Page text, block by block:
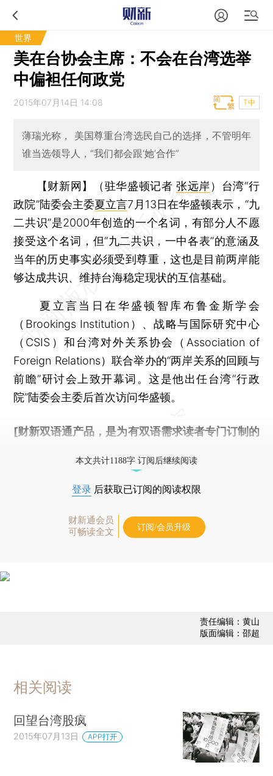
世界
美在台协会主席：不会在台湾选举
中偏袒任何政党
2015年07月14日 14:08 T中
薄瑞光称， 美国尊重台湾选民自己的选择，不管明年
谁当选领导人，“我们都会跟‘她’合作”
【财新网】（驻华盛顿记者张远岸 ） 台湾“行
政院”陆委会主委夏立言7月13日在华盛顿表示，“九
二共识”是2000年创造的一个名词，有部分人不愿
接受这个名词，但“九二共识，一中各表”的意涵及
当年的历史事实必须受到尊重，这也是目前两岸能
够达成共识、维持台海稳定现状的互信基础。
夏立言当日在华盛顿智库布鲁金斯学会
（Brookings Institution）、战略与国际研究中心
（CSIS）和台湾对外关系协会（Association of
Foreign Relations）联合举办的“两岸关系的回顾与
前瞻”研讨会上致开幕词。这是他出任台湾“行政
院”陆委会主委后首次访问华盛顿。
[财新双语通产品，是为有双语需求读者专门订制的
本文共计1188字 订阅后继续阅读
登录 后获取已订阅的阅读权限
财新通会员
可畅读全文
订阅/会员升级
责任编辑：黄山
版面编辑：邵超
相关阅读
回望台湾股疯
2015年07月13日 APP打开